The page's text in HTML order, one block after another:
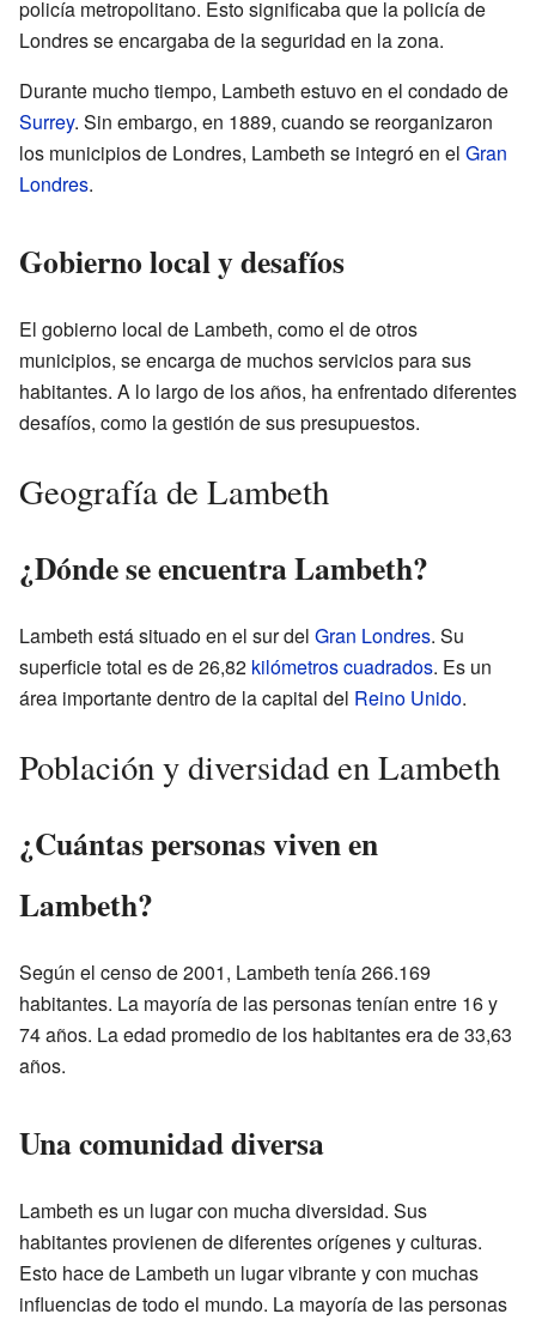
policía metropolitano. Esto significaba que la policía de
Londres se encargaba de la seguridad en la zona.
Durante mucho tiempo, Lambeth estuvo en el condado de
Surrey. Sin embargo, en 1889, cuando se reorganizaron
los municipios de Londres, Lambeth se integró en el Gran
Londres.
Gobierno local y desafíos
El gobierno local de Lambeth, como el de otros
municipios, se encarga de muchos servicios para sus
habitantes. A lo largo de los años, ha enfrentado diferentes
desafíos, como la gestión de sus presupuestos.
Geografía de Lambeth
¿Dónde se encuentra Lambeth?
Lambeth está situado en el sur del Gran Londres. Su
superficie total es de 26,82 kilómetros cuadrados. Es un
área importante dentro de la capital del Reino Unido.
Población y diversidad en Lambeth
¿Cuántas personas viven en
Lambeth?
Según el censo de 2001, Lambeth tenía 266.169
habitantes. La mayoría de las personas tenían entre 16 y
74 años. La edad promedio de los habitantes era de 33,63
años.
Una comunidad diversa
Lambeth es un lugar con mucha diversidad. Sus
habitantes provienen de diferentes orígenes y culturas.
Esto hace de Lambeth un lugar vibrante y con muchas
influencias de todo el mundo. La mayoría de las personas